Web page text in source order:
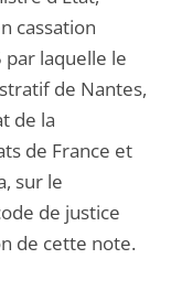
cassation
laquelle le
de Nantes,
de la
de France et
sur le
de justice
de cette note.